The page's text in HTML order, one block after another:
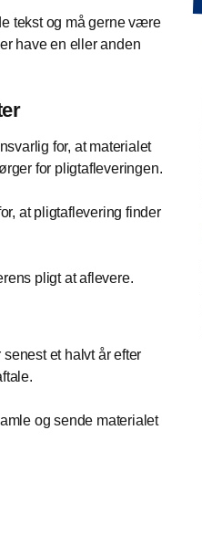
tekst og må gerne være
have en eller anden
for, at materialet
for pligtafleveringen.
at pligtaflevering finder
pligt at aflevere.
et halvt år efter
og sende materialet